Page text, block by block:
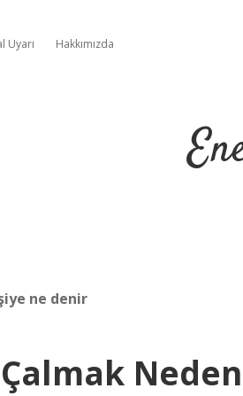
Uyarı Hakkımızda
ne denir